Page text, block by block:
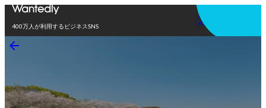
400万人が利用するビジネスSNS
アプリを使う